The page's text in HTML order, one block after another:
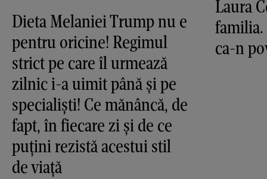
Dieta Melaniei Trump nu e
pentru oricine! Regimul
strict pe care îl urmează
zilnic i-a uimit până și pe
specialiști! Ce mănâncă, de
fapt, în fiecare zi și de ce
puțini rezistă acestui stil
de viață
Laura
ca-n